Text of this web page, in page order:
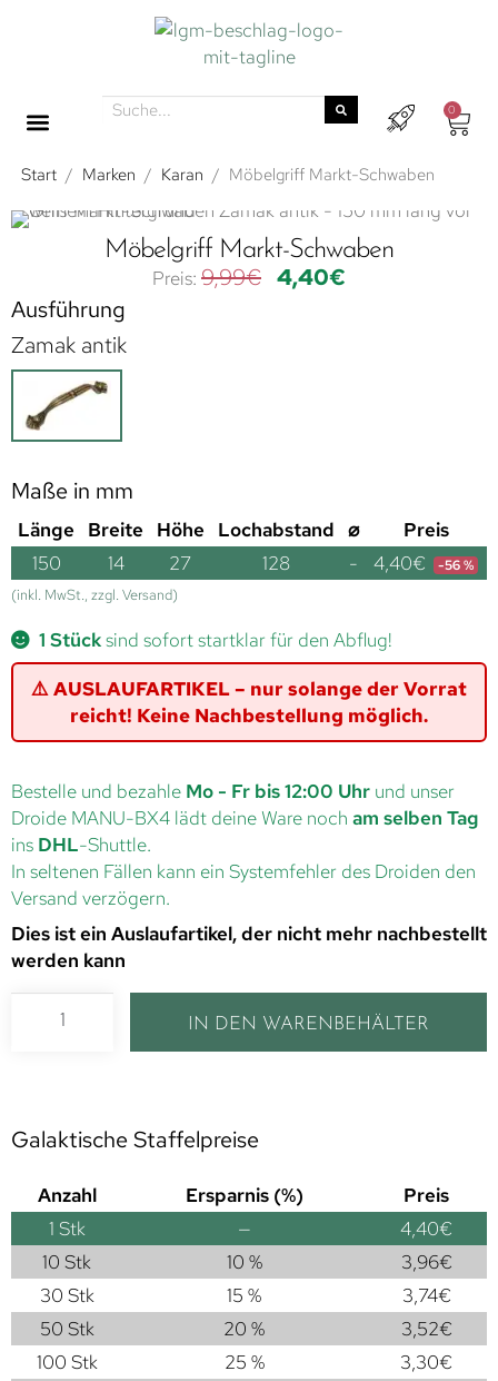
0
Start / Marken / Karan / Möbelgriff Markt-Schwaben
Möbelgriff Markt-Schwaben
9,99€ 4,40€
Ausführung
Zamak antik
Maße in mm
Länge Breite Höhe Lochabstand ⌀
Preis
150
14 27 128 - 4,40€ -56 %
(inkl. MwSt., zzgl. Versand)
1 Stücksind sofort startklar für den Abflug!
⚠️ AUSLAUFARTIKEL – nur solange der Vorrat
reicht! Keine Nachbestellung möglich.
Bestelle und bezahle Mo - Fr bis 12:00 Uhr und unser
Droide MANU-BX4 lädt deine Ware noch am selben Tag
ins DHL-Shuttle.
In seltenen Fällen kann ein Systemfehler des Droiden den
Versand verzögern.
Dies ist ein Auslaufartikel, der nicht mehr nachbestellt
werden kann
IN DEN WARENBEHÄLTER
Galaktische Staffelpreise
Anzahl Ersparnis (%)
Preis
1 Stk — 4,40€
10 Stk
10 % 3,96€
30 Stk
15 % 3,74€
50 Stk
20 % 3,52€
100 Stk
25 % 3,30€